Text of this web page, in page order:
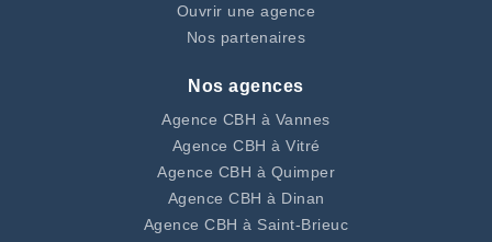
Ouvrir une agence
Nos partenaires
Nos agences
Agence CBH à Vannes
Agence CBH à Vitré
Agence CBH à Quimper
Agence CBH à Dinan
Agence CBH à Saint-Brieuc